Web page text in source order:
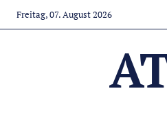
Freitag, 07. August 2026